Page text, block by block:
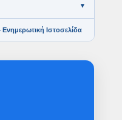
▼
Ιστοσελίδα